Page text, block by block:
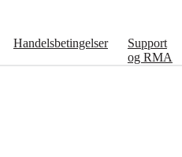
Handelsbetingelser
Support
og RMA